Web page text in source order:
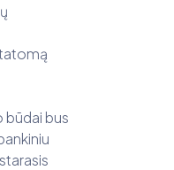
būdai bus